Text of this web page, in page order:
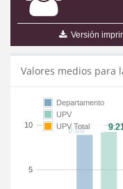
Versión
Valores medios para
5
10
Departamento
UPV
UPV Total